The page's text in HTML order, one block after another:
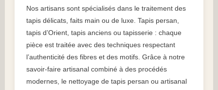
Nos artisans sont spécialisés dans le traitement des
tapis délicats, faits main ou de luxe. Tapis persan,
tapis d’Orient, tapis anciens ou tapisserie : chaque
pièce est traitée avec des techniques respectant
l’authenticité des fibres et des motifs. Grâce à notre
savoir-faire artisanal combiné à des procédés
modernes, le nettoyage de tapis persan ou artisanal